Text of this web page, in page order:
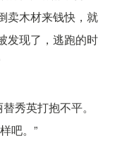
卖木材来钱快，就
发现了，逃跑的时
秀英打抱不平。
吧。”